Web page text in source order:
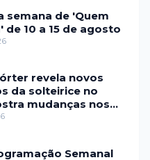
semana de 'Quem
de 10 a 15 de agosto
revela novos
da solteirice no
mudanças nos
Semanal